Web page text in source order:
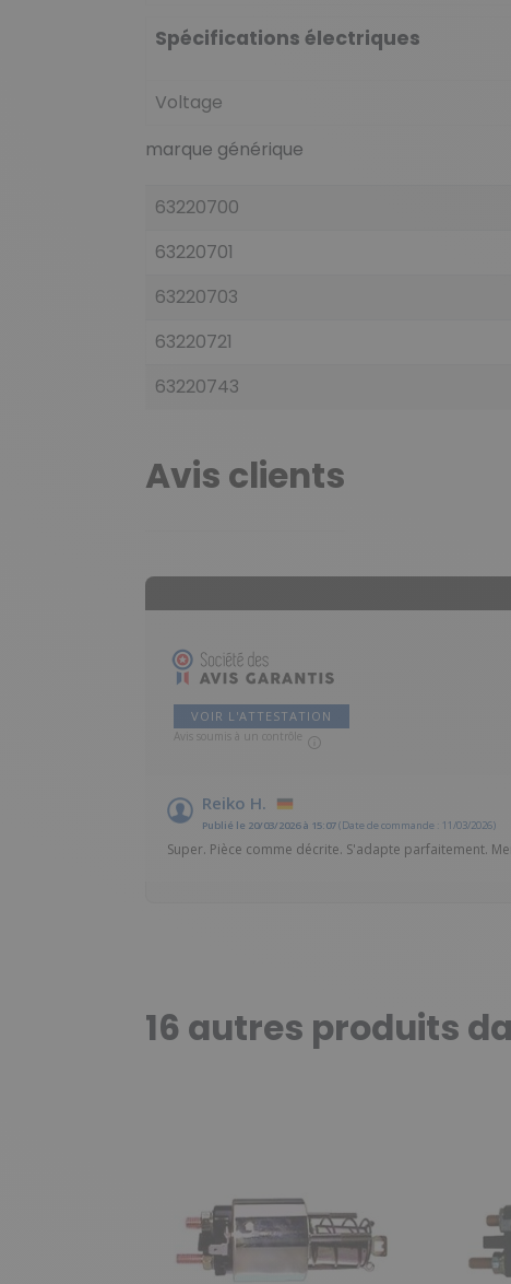
Spécifications électriques
Voltage
marque générique
63220700
63220701
63220703
63220721
63220743
Avis clients
VOIR L'ATTESTATION
Avis soumis à un contrôle
Reiko H.
Publié le 20/03/2026 à 15:07(Date de commande : 11/03/2026)
Super. Pièce comme décrite. S'adapte parfaitement.
16 autres produits